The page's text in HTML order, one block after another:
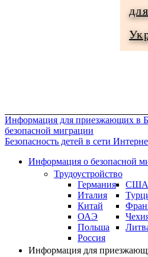
Информация для приезжающих в
безопасной миграции
Безопасность детей в сети
Информация о безопасной
Трудоустройство
Германия
Италия
Китай
ОАЭ
Польша
Россия
США
Информация для